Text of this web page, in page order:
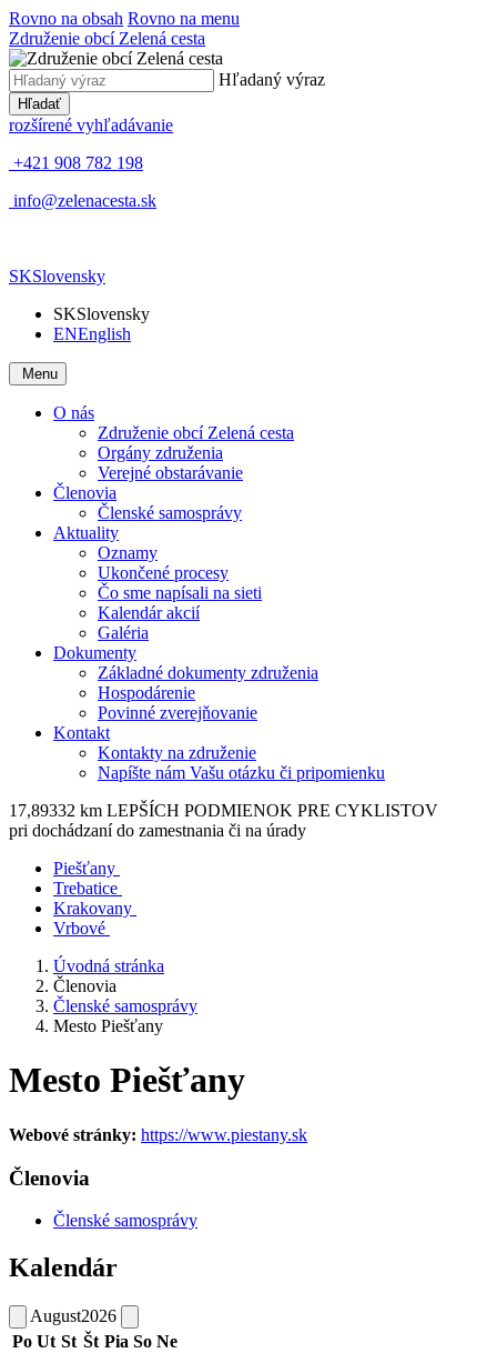
Rovno na obsah Rovno na menu
Združenie obcí Zelená cesta
Hľadaný výraz
Hľadať
rozšírené vyhľadávanie
+421 908 782 198
info@zelenacesta.sk
SKSlovensky
SKSlovensky
ENEnglish
Menu
O nás
Združenie obcí Zelená cesta
Orgány združenia
Verejné obstarávanie
Členovia
Členské samosprávy
Aktuality
Oznamy
Ukončené procesy
Čo sme napísali na sieti
Kalendár akcií
Galéria
Dokumenty
Základné dokumenty združenia
Hospodárenie
Povinné zverejňovanie
Kontakt
Kontakty na združenie
Napíšte nám Vašu otázku či pripomienku
17,89332 km LEPŠÍCH PODMIENOK PRE CYKLISTOV
pri dochádzaní do zamestnania či na úrady
Piešťany
Trebatice
Krakovany
Vrbové
Úvodná stránka
Členovia
Členské samosprávy
Mesto Piešťany
Mesto Piešťany
Webové stránky: https://www.piestany.sk
Členovia
Členské samosprávy
Kalendár
August2026
Po Ut St Št Pia So Ne